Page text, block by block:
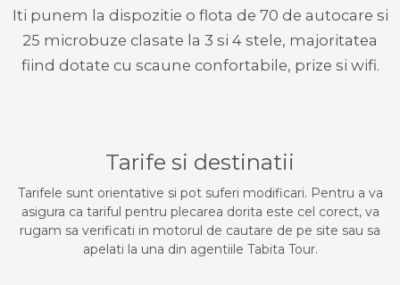
Iti punem la dispozitie o flota de 70 de autocare si
25 microbuze clasate la 3 si 4 stele, majoritatea
fiind dotate cu scaune confortabile, prize si wifi.
Tarife si destinatii
Tarifele sunt orientative si pot suferi modificari. Pentru a va
asigura ca tariful pentru plecarea dorita este cel corect, va
rugam sa verificati in motorul de cautare de pe site sau sa
apelati la una din agentiile Tabita Tour.